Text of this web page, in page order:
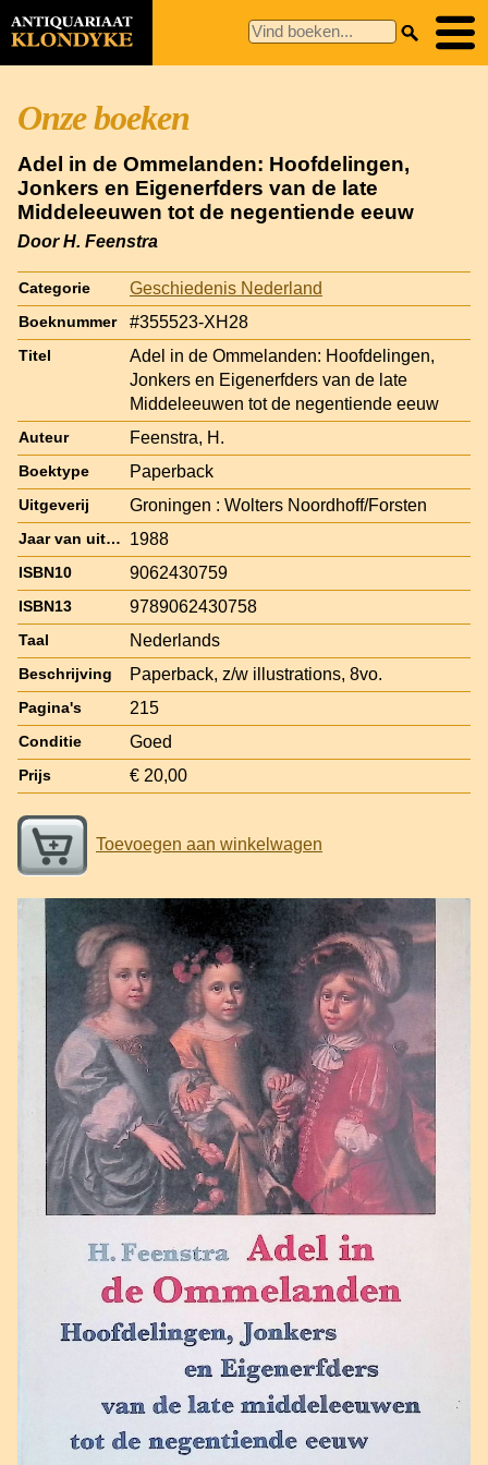
Onze boeken
Adel in de Ommelanden: Hoofdelingen,
Jonkers en Eigenerfders van de late
Middeleeuwen tot de negentiende eeuw
Door H. Feenstra
Categorie Geschiedenis Nederland
Boeknummer #355523-XH28
Titel
Adel in de Ommelanden: Hoofdelingen,
Jonkers en Eigenerfders van de late
Middeleeuwen tot de negentiende eeuw
Auteur Feenstra, H.
Boektype Paperback
Uitgeverij Groningen : Wolters Noordhoff/Forsten
Jaar van uitgave 1988
ISBN10 9062430759
ISBN13 9789062430758
Taal Nederlands
Beschrijving Paperback, z/w illustrations, 8vo.
Pagina's 215
Conditie Goed
Prijs € 20,00
Toevoegen aan winkelwagen